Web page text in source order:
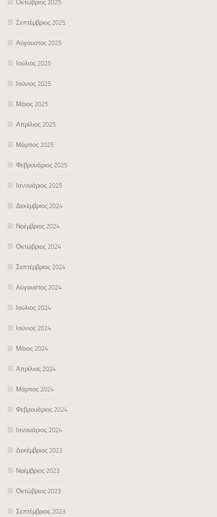
Οκτώβριος 2025
Σεπτέμβριος 2025
Αύγουστος 2025
Ιούλιος 2025
Ιούνιος 2025
Μάιος 2025
Απρίλιος 2025
Μάρτιος 2025
Φεβρουάριος 2025
Ιανουάριος 2025
Δεκέμβριος 2024
Νοέμβριος 2024
Οκτώβριος 2024
Σεπτέμβριος 2024
Αύγουστος 2024
Ιούλιος 2024
Ιούνιος 2024
Μάιος 2024
Απρίλιος 2024
Μάρτιος 2024
Φεβρουάριος 2024
Ιανουάριος 2024
Δεκέμβριος 2023
Νοέμβριος 2023
Οκτώβριος 2023
Σεπτέμβριος 2023